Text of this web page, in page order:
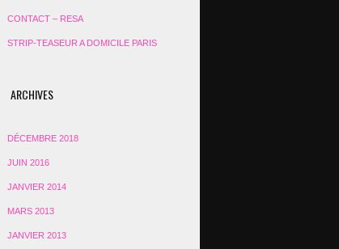
CONTACT – RESA
STRIP-TEASEUR A DOMICILE PARIS
ARCHIVES
DÉCEMBRE 2018
JUIN 2016
JANVIER 2014
MARS 2013
JANVIER 2013